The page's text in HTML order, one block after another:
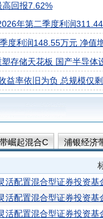
回报7.62%
年第二季度利润
度利润148.55万元 净值
存储天花板 国产半导体
益率依旧为负 总规模仅
崛起混合C 浦银经济
活配置混合型证券投资
活配置混合型证券投资
活配置混合型证券投资基